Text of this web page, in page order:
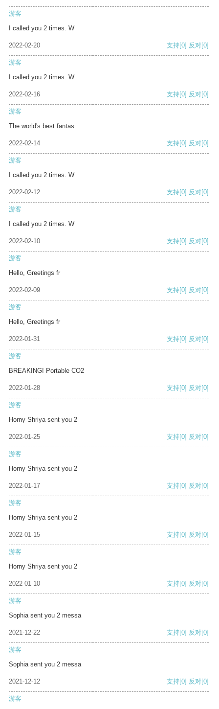
游客
I called you 2 times. W
2022-02-20 支持[0] 反对[0]
游客
I called you 2 times. W
2022-02-16 支持[0] 反对[0]
游客
The world's best fantas
2022-02-14 支持[0] 反对[0]
游客
I called you 2 times. W
2022-02-12 支持[0] 反对[0]
游客
I called you 2 times. W
2022-02-10 支持[0] 反对[0]
游客
Hello, Greetings fr
2022-02-09 支持[0] 反对[0]
游客
Hello, Greetings fr
2022-01-31 支持[0] 反对[0]
游客
BREAKING! Portable CO2
2022-01-28 支持[0] 反对[0]
游客
Horny Shriya sent you 2
2022-01-25 支持[0] 反对[0]
游客
Horny Shriya sent you 2
2022-01-17 支持[0] 反对[0]
游客
Horny Shriya sent you 2
2022-01-15 支持[0] 反对[0]
游客
Horny Shriya sent you 2
2022-01-10 支持[0] 反对[0]
游客
Sophia sent you 2 messa
2021-12-22 支持[0] 反对[0]
游客
Sophia sent you 2 messa
2021-12-12 支持[0] 反对[0]
游客